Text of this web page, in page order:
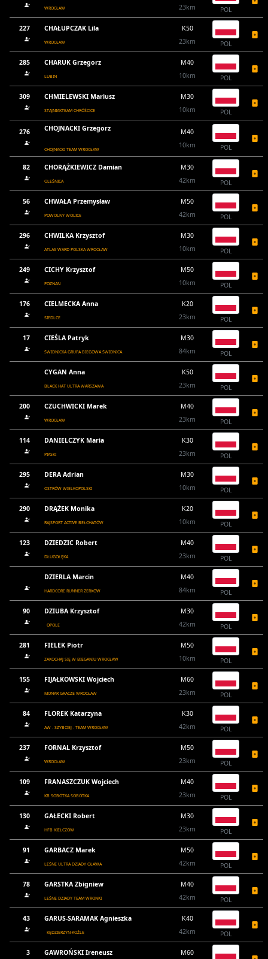
WROCŁAW
23km
POL
227 CHAŁUPCZAK Lila
WROCŁAW
K50
23km
POL
285 CHARUK Grzegorz
LUBIN
M40
10km
POL
309 CHMIELEWSKI Mariusz
STAJNIAKTEAM CHRÓŚCICE
M30
10km
POL
276 CHOJNACKI Grzegorz
CHOJNACKI TEAM WROCŁAW
M40
10km
POL
82 CHORĄŻKIEWICZ Damian
OLEŚNICA
M30
42km
POL
56 CHWAŁA Przemysław
POWOLNY WOLICE
M50
42km
POL
296 CHWILKA Krzysztof
ATLAS WARD POLSKA WROCŁAW
M30
10km
POL
249 CICHY Krzysztof
POZNAN
M50
10km
POL
176 CIELMECKA Anna
SIEDLCE
K20
23km
POL
17 CIEŚLA Patryk
ŚWIDNICKA GRUPA BIEGOWA ŚWIDNICA
M30
84km
POL
CYGAN Anna
BLACK HAT ULTRA WARSZAWA
K50
23km
POL
200 CZUCHWICKI Marek
WROCŁAW
M40
23km
POL
114 DANIELCZYK Maria
PIASKI
K30
23km
POL
295 DERA Adrian
OSTRÓW WIELKOPOLSKI
M30
10km
POL
290 DRĄŻEK Monika
RAJSPORT ACTIVE BEŁCHATÓW
K20
10km
POL
123 DZIEDZIC Robert
DŁUGOŁĘKA
M40
23km
POL
DZIERLA Marcin
HARDCORE RUNNER ŻERKÓW
M40
84km
POL
90 DZIUBA Krzysztof
OPOLE
M30
42km
POL
281 FIELEK Piotr
ZAKOCHAJ SIĘ W BIEGANIU WROCŁAW
M50
10km
POL
155 FIJAŁKOWSKI Wojciech
MONAR GRACZE WROCŁAW
M60
23km
POL
84 FLOREK Katarzyna
AW - SZYBCIEJ - TEAM WROCŁAW
K30
42km
POL
237 FORNAL Krzysztof
WROCŁAW
M50
23km
POL
109 FRANASZCZUK Wojciech
KB SOBÓTKA SOBÓTKA
M40
23km
POL
130 GAŁECKI Robert
HFB KIEŁCZÓW
M30
23km
POL
91 GARBACZ Marek
LEŚNE ULTRA DZIADY OŁAWA
M50
42km
POL
78 GARSTKA Zbigniew
LEŚNE DZIADY TEAM WRONKI
M40
42km
POL
43 GARUS-SARAMAK Agnieszka
KĘDZIERZYN-KOŹLE
K40
42km
POL
3 GAWROŃSKI Ireneusz M60